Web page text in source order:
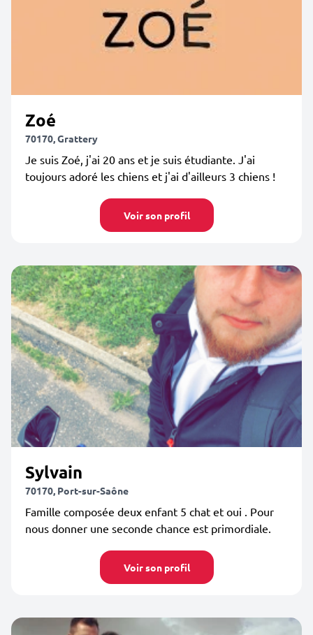
Zoé
70170, Grattery
Je suis Zoé, j'ai 20 ans et je suis étudiante. J'ai
toujours adoré les chiens et j'ai d'ailleurs 3 chiens !
Voir son profil
Sylvain
70170, Port-sur-Saône
Famille composée deux enfant 5 chat et oui . Pour
nous donner une seconde chance est primordiale.
Voir son profil